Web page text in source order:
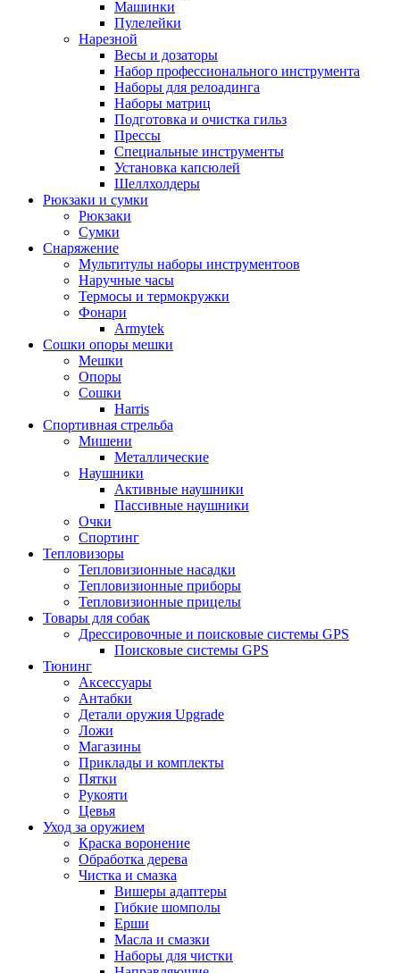
Машинки
Пулелейки
Нарезной
Весы и дозаторы
Набор профессионального инструмента
Наборы для релоадинга
Наборы матриц
Подготовка и очистка гильз
Прессы
Специальные инструменты
Установка капсюлей
Шеллхолдеры
Рюкзаки и сумки
Рюкзаки
Сумки
Снаряжение
Мультитулы наборы инструментоов
Наручные часы
Термосы и термокружки
Фонари
Armytek
Сошки опоры мешки
Мешки
Опоры
Сошки
Harris
Спортивная стрельба
Мишени
Металлические
Наушники
Активные наушники
Пассивные наушники
Очки
Спортинг
Тепловизоры
Тепловизионные насадки
Тепловизионные приборы
Тепловизионные прицелы
Товары для собак
Дрессировочные и поисковые системы GPS
Поисковые системы GPS
Тюнинг
Аксессуары
Антабки
Детали оружия Upgrade
Ложи
Магазины
Приклады и комплекты
Пятки
Рукояти
Цевья
Уход за оружием
Краска воронение
Обработка дерева
Чистка и смазка
Вишеры адаптеры
Гибкие шомполы
Ерши
Масла и смазки
Наборы для чистки